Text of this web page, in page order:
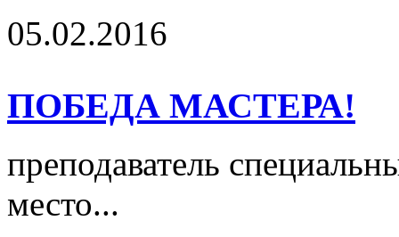
05.02.2016
ПОБЕДА МАСТЕРА!
преподаватель
место...